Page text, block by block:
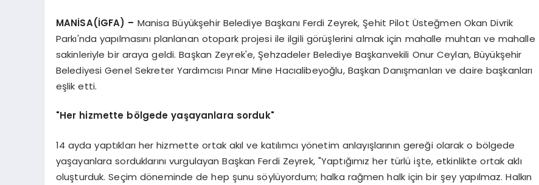
MANİSA(İGFA) – Manisa Büyükşehir Belediye Başkanı Ferdi Zeyrek, Şehit Pilot Üsteğmen Okan Divrik
Parkı'nda yapılmasını planlanan otopark projesi ile ilgili görüşlerini almak için mahalle muhtarı ve mahalle
sakinleriyle bir araya geldi. Başkan Zeyrek'e, Şehzadeler Belediye Başkanvekili Onur Ceylan, Büyükşehir
Belediyesi Genel Sekreter Yardımcısı Pınar Mine Hacıalibeyoğlu, Başkan Danışmanları ve daire başkanları
eşlik etti.
"Her hizmette bölgede yaşayanlara sorduk"
14 ayda yaptıkları her hizmette ortak akıl ve katılımcı yönetim anlayışlarının gereği olarak o bölgede
yaşayanlara sorduklarını vurgulayan Başkan Ferdi Zeyrek, "Yaptığımız her türlü işte, etkinlikte ortak aklı
oluşturduk. Seçim döneminde de hep şunu söylüyordum; halka rağmen halk için bir şey yapılmaz. Halkın